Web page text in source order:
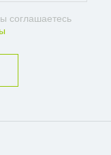
соглашаетесь